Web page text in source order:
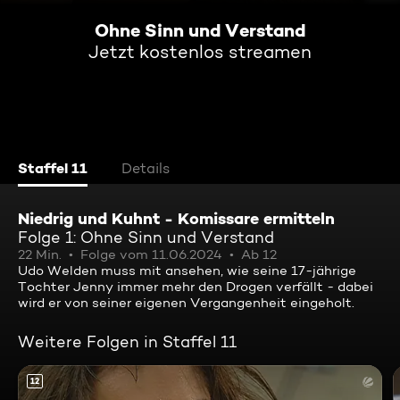
Ohne Sinn und Verstand
Jetzt kostenlos streamen
Staffel 11 Details
Niedrig und Kuhnt - Komissare ermitteln
Folge 1: Ohne Sinn und Verstand
22 Min. Folge vom 11.06.2024
Ab 12
Udo Welden muss mit ansehen, wie seine 17-jährige
Tochter Jenny immer mehr den Drogen verfällt - dabei
wird er von seiner eigenen Vergangenheit eingeholt.
Weitere Folgen in Staffel 11
12